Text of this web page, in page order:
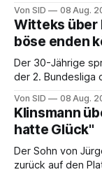
Von SID 08 Aug.
Witteks über
böse enden
Der 30-Jährige
der 2. Bundesliga
Von SID 08 Aug.
Klinsmann
hatte Glück"
Der Sohn von
zurück auf den